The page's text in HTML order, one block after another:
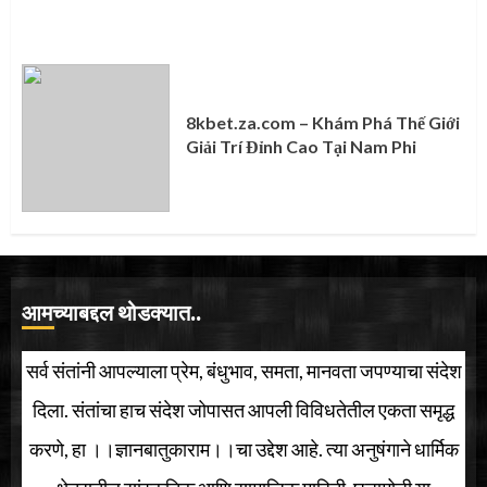
8kbet.za.com – Khám Phá Thế Giới
Giải Trí Đỉnh Cao Tại Nam Phi
आमच्याबद्दल थोडक्यात..
सर्व संतांनी आपल्याला प्रेम, बंधुभाव, समता, मानवता जपण्याचा संदेश
दिला. संतांचा हाच संदेश जोपासत आपली विविधतेतील एकता समृद्ध
करणे, हा ।।ज्ञानबातुकाराम।।चा उद्देश आहे. त्या अनुषंगाने धार्मिक